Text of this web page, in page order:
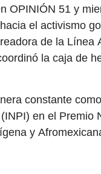
OPINIÓN 51 y
el activismo
de la Línea
la caja de
constante
en el Premio
y